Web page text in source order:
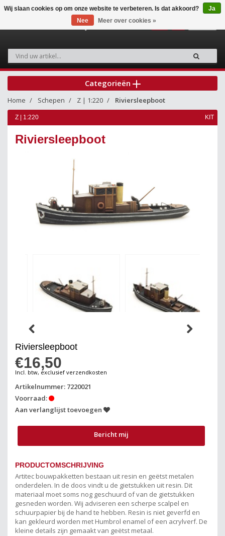
Categorieën
Home Schepen Z | 1:220 Riviersleepboot
Z | 1:220 KIT
Riviersleepboot
Riviersleepboot
€16,50
Incl. btw, exclusief verzendkosten
Artikelnummer: 7220021
Voorraad:
Aan verlanglijst toevoegen
Bericht mij
PRODUCTOMSCHRIJVING
Artitec bouwpakketten bestaan uit resin en geëtst metalen
onderdelen. In de doos vindt u de gietstukken uit resin. Dit
materiaal moet soms nog geschuurd of van de gietstukken
gesneden worden. Wij adviseren een scherpe scalpel en
schuurpapier bij de hand te hebben. Resin is niet geverfd en
kan gekleurd worden met Humbrol enamel of een acrylverf. De
kleine details zijn gemaakt van geëtst metaal.
Wij slaan cookies op om onze website te verbeteren. Is dat akkoord?
Ja
Nee
Meer over cookies »